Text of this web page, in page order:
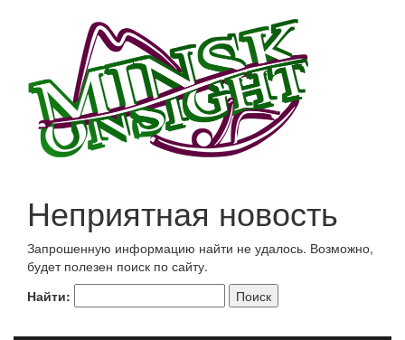
Неприятная новость
Запрошенную информацию найти не удалось. Возможно,
будет полезен поиск по сайту.
Найти: